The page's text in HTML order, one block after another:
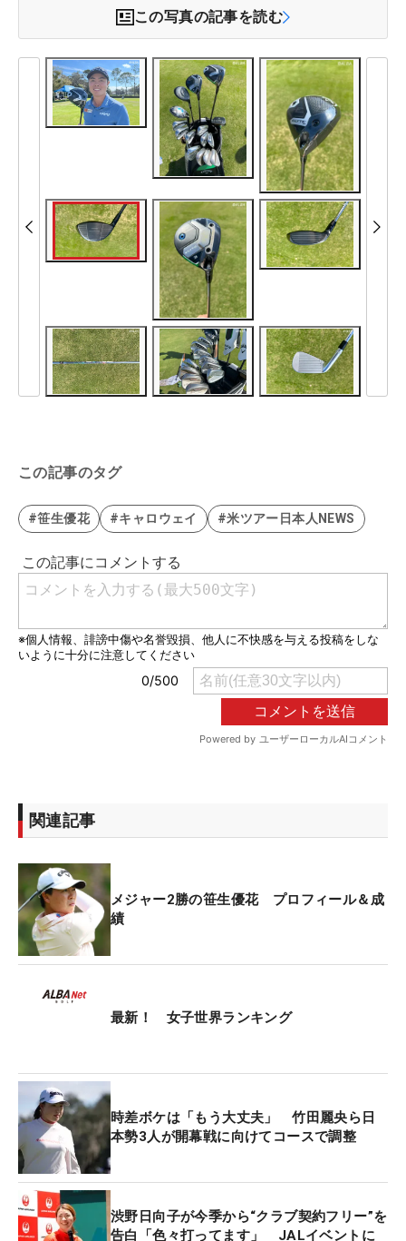
この写真の記事を読む
この記事のタグ
#笹生優花 #キャロウェイ #米ツアー日本人NEWS
関連記事
メジャー2勝の笹生優花 プロフィール＆成
績
最新！ 女子世界ランキング
時差ボケは「もう大丈夫」 竹田麗央ら日
本勢3人が開幕戦に向けてコースで調整
渋野日向子が今季から“クラブ契約フリー”を
告白「色々打ってます」 JALイベントに